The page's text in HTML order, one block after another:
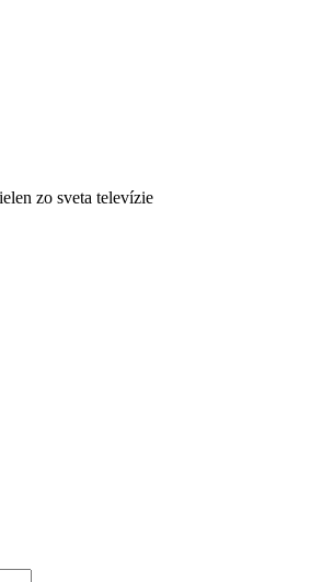
zo sveta televízie